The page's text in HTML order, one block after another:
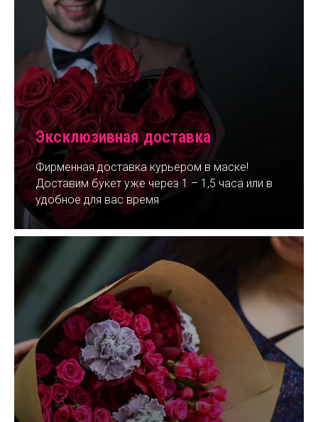
Эксклюзивная доставка
Фирменная доставка курьером в маске!
Доставим букет уже через 1 – 1,5 часа или в
удобное для вас время